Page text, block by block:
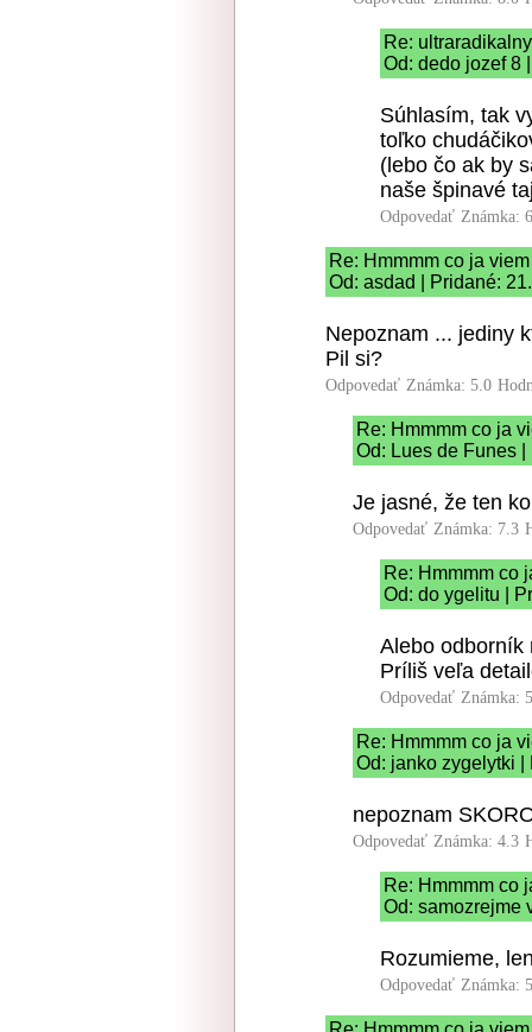
Re:
Od: dedo jozef 8
Súhlasím, tak
toľko
(lebo čo ak by
naše špinavé
Odpovedať Známka:
Re: Hmmmm co ja viem
Od: asdad | Pridané:
Nepoznam ... jediny
Pil si?
Odpovedať Známka: 5.0
Re: Hmmmm co ja
Od: Lues de Funes
Je jasné, že ten
Odpovedať Známka: 7.3
Re: Hmmmm co
Od: do ygelitu |
Alebo odborník
Príliš veľa
Odpovedať Známka:
Re: Hmmmm co ja
Od: janko zygelytki |
nepoznam
Odpovedať Známka: 4.3
Re: Hmmmm co
Od: samozrejme
Rozumieme,
Odpovedať Známka: